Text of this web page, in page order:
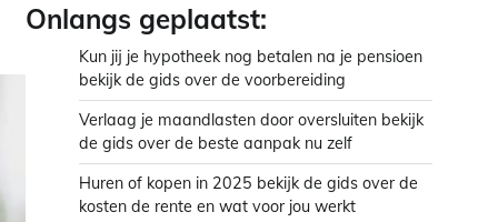
Onlangs geplaatst:
Kun jij je hypotheek nog betalen na je pensioen
bekijk de gids over de voorbereiding
Verlaag je maandlasten door oversluiten bekijk
de gids over de beste aanpak nu zelf
Huren of kopen in 2025 bekijk de gids over de
kosten de rente en wat voor jou werkt